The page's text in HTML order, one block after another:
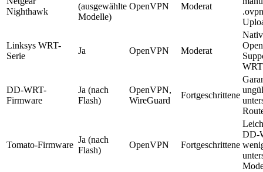
Nighthawk
(ausgewählte
Modelle)
OpenVPN Moderat
Linksys WRT-
Serie
Ja OpenVPN Moderat
DD-WRT-
Firmware
Ja (nach
Flash)
OpenVPN,
WireGuard
Fortgeschrittene
Tomato-Firmware
Ja (nach
Flash)
OpenVPN Fortgeschrittene
DD-